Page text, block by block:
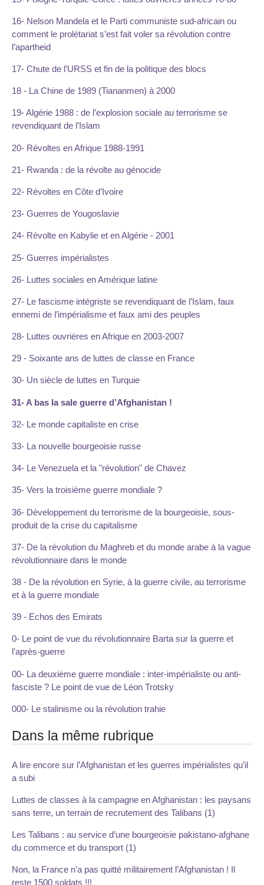
16- Nelson Mandela et le Parti communiste sud-africain ou
comment le prolétariat s’est fait voler sa révolution contre
l’apartheid
17- Chute de l’URSS et fin de la politique des blocs
18 - La Chine de 1989 (Tiananmen) à 2000
19- Algérie 1988 : de l’explosion sociale au terrorisme se
revendiquant de l’Islam
20- Révoltes en Afrique 1988-1991
21- Rwanda : de la révolte au génocide
22- Révoltes en Côte d’Ivoire
23- Guerres de Yougoslavie
24- Révolte en Kabylie et en Algérie - 2001
25- Guerres impérialistes
26- Luttes sociales en Amérique latine
27- Le fascisme intégriste se revendiquant de l’Islam, faux
ennemi de l’impérialisme et faux ami des peuples
28- Luttes ouvrières en Afrique en 2003-2007
29 - Soixante ans de luttes de classe en France
30- Un siècle de luttes en Turquie
31- A bas la sale guerre d’Afghanistan !
32- Le monde capitaliste en crise
33- La nouvelle bourgeoisie russe
34- Le Venezuela et la "révolution" de Chavez
35- Vers la troisième guerre mondiale ?
36- Développement du terrorisme de la bourgeoisie, sous-
produit de la crise du capitalisme
37- De la révolution du Maghreb et du monde arabe à la vague
révolutionnaire dans le monde
38 - De la révolution en Syrie, à la guerre civile, au terrorisme
et à la guerre mondiale
39 - Echos des Emirats
0- Le point de vue du révolutionnaire Barta sur la guerre et
l’après-guerre
00- La deuxième guerre mondiale : inter-impérialiste ou anti-
fasciste ? Le point de vue de Léon Trotsky
000- Le stalinisme ou la révolution trahie
Dans la même rubrique
A lire encore sur l’Afghanistan et les guerres impérialistes qu’il
a subi
Luttes de classes à la campagne en Afghanistan : les paysans
sans terre, un terrain de recrutement des Talibans (1)
Les Talibans : au service d’une bourgeoisie pakistano-afghane
du commerce et du transport (1)
Non, la France n’a pas quitté militairement l’Afghanistan ! Il
reste 1500 soldats !!!